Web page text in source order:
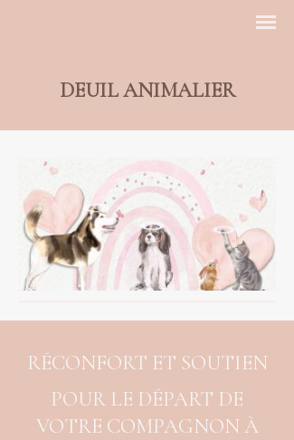
DEUIL ANIMALIER
RÉCONFORT ET SOUTIEN
POUR LE DÉPART DE
VOTRE COMPAGNON À